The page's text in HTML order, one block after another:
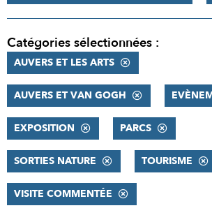
Catégories sélectionnées :
AUVERS ET LES ARTS
AUVERS ET VAN GOGH
EXPOSITION PARCS
SORTIES NATURE TOURISME
VISITE COMMENTÉE